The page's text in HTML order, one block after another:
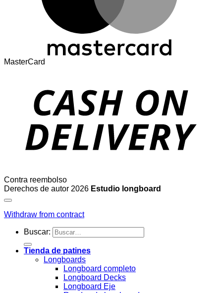
MasterCard
Contra reembolso
Derechos de autor 2026 Estudio longboard
Withdraw from contract
Buscar:
Tienda de patines
Longboards
Longboard completo
Longboard Decks
Longboard Eje